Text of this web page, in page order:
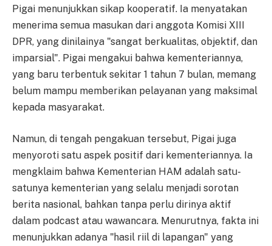
Pigai menunjukkan sikap kooperatif. Ia menyatakan
menerima semua masukan dari anggota Komisi XIII
DPR, yang dinilainya "sangat berkualitas, objektif, dan
imparsial". Pigai mengakui bahwa kementeriannya,
yang baru terbentuk sekitar 1 tahun 7 bulan, memang
belum mampu memberikan pelayanan yang maksimal
kepada masyarakat.
Namun, di tengah pengakuan tersebut, Pigai juga
menyoroti satu aspek positif dari kementeriannya. Ia
mengklaim bahwa Kementerian HAM adalah satu-
satunya kementerian yang selalu menjadi sorotan
berita nasional, bahkan tanpa perlu dirinya aktif
dalam podcast atau wawancara. Menurutnya, fakta ini
menunjukkan adanya "hasil riil di lapangan" yang